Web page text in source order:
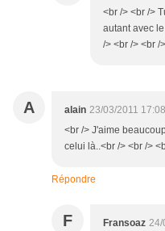
<br /> <br />
autant avec
/> <br /> <br />
A alain 23/03/2011 17:08
<br /> J'aime
celui là..<br /> <br />
Répondre
F Fransoaz 24/